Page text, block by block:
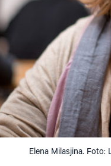
Elena Milasjina. Foto: